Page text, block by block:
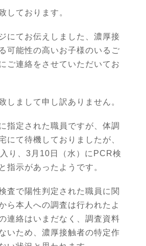
しております。
にてお伝えしました、濃厚接
可能性の高いお子様のいるご
ご連絡をさせていただいてお
しまして申し訳ありません。
指定された職員ですが、体調
にて待機しておりましたが、
り、3月10日（水）にPCR検
指示があったようです。
査で陽性判定された職員に関
ら本人への調査は行われたよ
連絡はいまだなく、調査資料
いため、濃厚接触者の特定作